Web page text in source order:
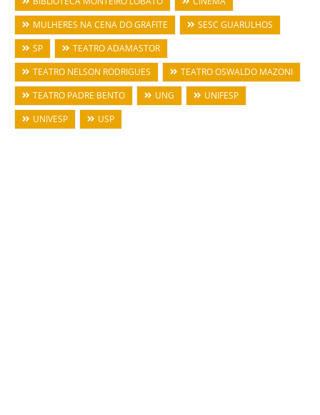
MULHERES NA CENA DO GRAFITE
SESC GUARULHOS
SP
TEATRO ADAMASTOR
TEATRO NELSON RODRIGUES
TEATRO OSWALDO MAZONI
TEATRO PADRE BENTO
UNG
UNIFESP
UNIVESP
USP